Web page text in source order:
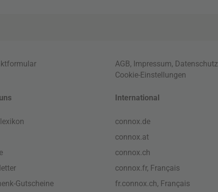
AGB, Impressum, Datenschutz
Cookie-Einstellungen
Gutscheine
International
connox.de
connox.at
connox.ch
connox.fr, Français
fr.connox.ch, Français